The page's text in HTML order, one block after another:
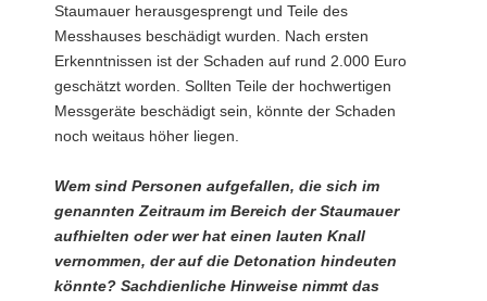
Staumauer herausgesprengt und Teile des
Messhauses beschädigt wurden. Nach ersten
Erkenntnissen ist der Schaden auf rund 2.000 Euro
geschätzt worden. Sollten Teile der hochwertigen
Messgeräte beschädigt sein, könnte der Schaden
noch weitaus höher liegen.
Wem sind Personen aufgefallen, die sich im
genannten Zeitraum im Bereich der Staumauer
aufhielten oder wer hat einen lauten Knall
vernommen, der auf die Detonation hindeuten
könnte? Sachdienliche Hinweise nimmt das